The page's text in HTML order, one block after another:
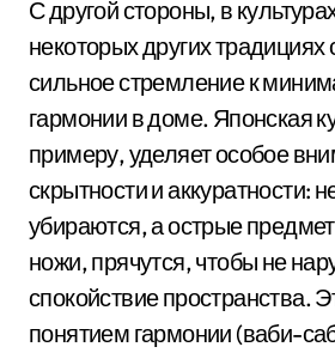
С другой стороны, в
некоторых других традициях
сильное стремление к
гармонии в доме. Японская
примеру, уделяет особое
скрытности и аккуратности:
убираются, а острые
ножи, прячутся, чтобы не
спокойствие пространства.
понятием гармонии (ваби-